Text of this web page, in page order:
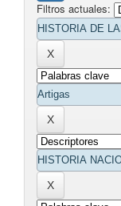
Filtros actuales: